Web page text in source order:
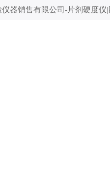
器销售有限公司-片剂硬度